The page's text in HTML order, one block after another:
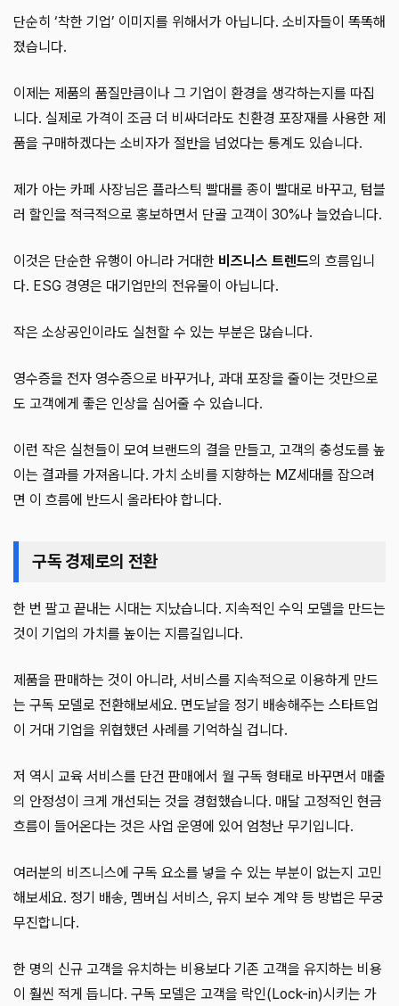
단순히 ‘착한 기업’ 이미지를 위해서가 아닙니다. 소비자들이 똑똑해
졌습니다.
이제는 제품의 품질만큼이나 그 기업이 환경을 생각하는지를 따집
니다. 실제로 가격이 조금 더 비싸더라도 친환경 포장재를 사용한 제
품을 구매하겠다는 소비자가 절반을 넘었다는 통계도 있습니다.
제가 아는 카페 사장님은 플라스틱 빨대를 종이 빨대로 바꾸고, 텀블
러 할인을 적극적으로 홍보하면서 단골 고객이 30%나 늘었습니다.
이것은 단순한 유행이 아니라 거대한 비즈니스 트렌드의 흐름입니
다. ESG 경영은 대기업만의 전유물이 아닙니다.
작은 소상공인이라도 실천할 수 있는 부분은 많습니다.
영수증을 전자 영수증으로 바꾸거나, 과대 포장을 줄이는 것만으로
도 고객에게 좋은 인상을 심어줄 수 있습니다.
이런 작은 실천들이 모여 브랜드의 결을 만들고, 고객의 충성도를 높
이는 결과를 가져옵니다. 가치 소비를 지향하는 MZ세대를 잡으려
면 이 흐름에 반드시 올라타야 합니다.
구독 경제로의 전환
한 번 팔고 끝내는 시대는 지났습니다. 지속적인 수익 모델을 만드는
것이 기업의 가치를 높이는 지름길입니다.
제품을 판매하는 것이 아니라, 서비스를 지속적으로 이용하게 만드
는 구독 모델로 전환해보세요. 면도날을 정기 배송해주는 스타트업
이 거대 기업을 위협했던 사례를 기억하실 겁니다.
저 역시 교육 서비스를 단건 판매에서 월 구독 형태로 바꾸면서 매출
의 안정성이 크게 개선되는 것을 경험했습니다. 매달 고정적인 현금
흐름이 들어온다는 것은 사업 운영에 있어 엄청난 무기입니다.
여러분의 비즈니스에 구독 요소를 넣을 수 있는 부분이 없는지 고민
해보세요. 정기 배송, 멤버십 서비스, 유지 보수 계약 등 방법은 무궁
무진합니다.
한 명의 신규 고객을 유치하는 비용보다 기존 고객을 유지하는 비용
이 훨씬 적게 듭니다. 구독 모델은 고객을 락인(Lock-in)시키는 가